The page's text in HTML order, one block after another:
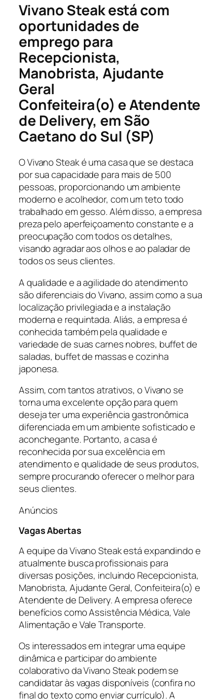
Vivano Steak está com
oportunidades de
emprego para
Recepcionista,
Manobrista, Ajudante
Geral
Confeiteira(o) e Atendente
de Delivery, em São
Caetano do Sul (SP)
O Vivano Steak é uma casa que se destaca
por sua capacidade para mais de 500
pessoas, proporcionando um ambiente
moderno e acolhedor, com um teto todo
trabalhado em gesso. Além disso, a empresa
preza pelo aperfeiçoamento constante e a
preocupação com todos os detalhes,
visando agradar aos olhos e ao paladar de
todos os seus clientes.
A qualidade e a agilidade do atendimento
são diferenciais do Vivano, assim como a sua
localização privilegiada e a instalação
moderna e requintada. Aliás, a empresa é
conhecida também pela qualidade e
variedade de suas carnes nobres, buffet de
saladas, buffet de massas e cozinha
japonesa.
Assim, com tantos atrativos, o Vivano se
torna uma excelente opção para quem
deseja ter uma experiência gastronômica
diferenciada em um ambiente sofisticado e
aconchegante. Portanto, a casa é
reconhecida por sua excelência em
atendimento e qualidade de seus produtos,
sempre procurando oferecer o melhor para
seus clientes.
Anúncios
Vagas Abertas
A equipe da Vivano Steak está expandindo e
atualmente busca profissionais para
diversas posições, incluindo Recepcionista,
Manobrista, Ajudante Geral, Confeiteira(o) e
Atendente de Delivery. A empresa oferece
benefícios como Assistência Médica, Vale
Alimentação e Vale Transporte.
Os interessados em integrar uma equipe
dinâmica e participar do ambiente
colaborativo da Vivano Steak podem se
candidatar às vagas disponíveis (confira no
final do texto como enviar currículo). A